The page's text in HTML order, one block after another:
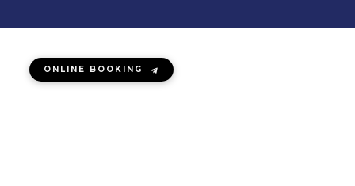
ONLINE BOOKING